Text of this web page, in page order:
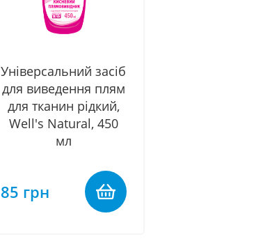
Універсальний засіб
для виведення плям
для тканин рідкий,
Well's Natural, 450
мл
85 грн